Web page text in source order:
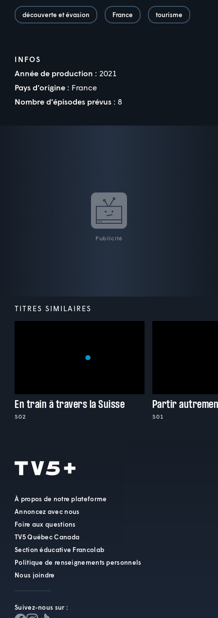
découverte et évasion France tourisme
INFOS
Année de production : 2021
Pays d’origine : France
Nombre d’épisodes prévus : 8
Publicité
TITRES SIMILAIRES
En train à travers la Suisse
S02
Partir
S01
À propos de notre plateforme
Annoncez avec nous
Foire aux questions
TV5 Québec Canada
Section éducative Francolab
Politique de renseignements personnels
Nous joindre
Suivez-nous sur :